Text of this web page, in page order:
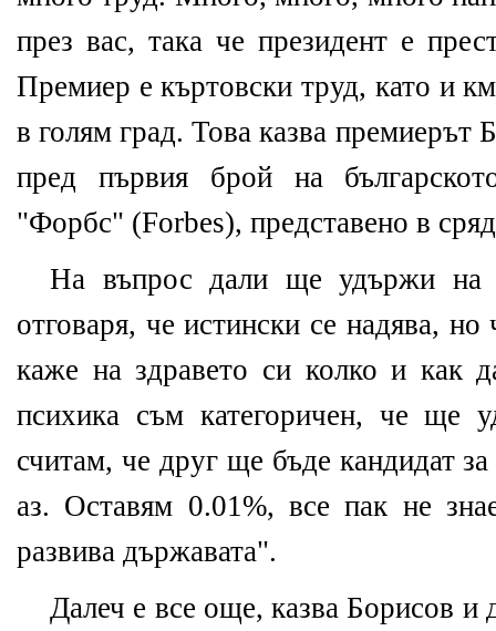
през вас, така че президент е
Премиер е къртовски труд, като и
в голям град. Това казва премиерът
пред първия брой на
"Форбс" (Forbes), представено в
На въпрос дали ще удържи на
отговаря, че истински се надява,
каже на здравето си колко и как
психика съм категоричен, че ще
считам, че друг ще бъде кандидат
аз. Оставям 0.01%, все пак не
развива държавата".
Далеч е все още, казва Борисов